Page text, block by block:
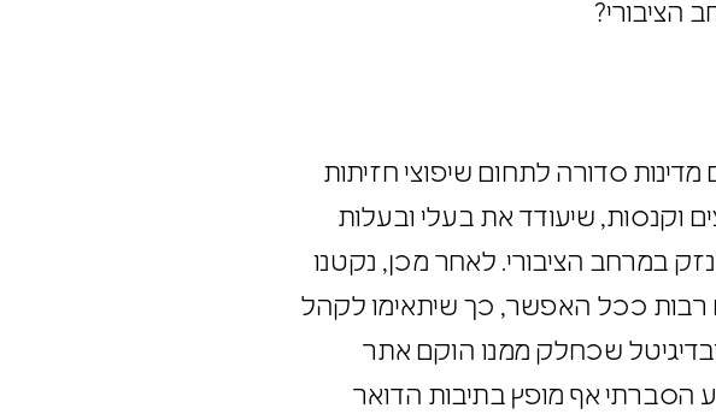
הציבורי?
סדורה לתחום שיפוצי חזיתות
וקנסות, שיעודד את בעלי ובעלות
במרחב הציבורי. לאחר מכן, נקטנו
רבות ככל האפשר, כך שיתאימו לקהל
ובדיגיטל שכחלק ממנו הוקם אתר
הסברתי אף מופץ בתיבות הדואר